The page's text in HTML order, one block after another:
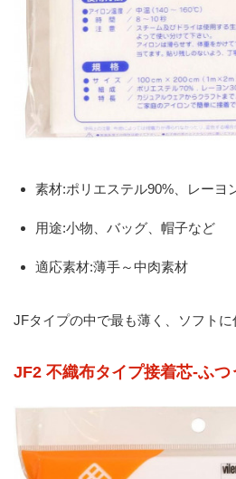
素材:ポリエステル90%、レーヨ
用途:小物、バッグ、帽子など
適応素材:薄手～中肉素材
JFタイプの中で最も薄く、ソフトに
JF2 不織布タイプ接着芯-ふつ